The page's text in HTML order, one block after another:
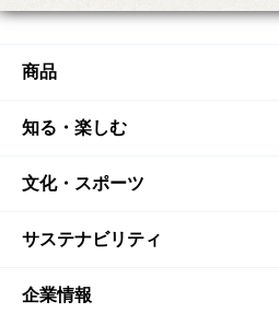
商品
商品TOP
商品一覧
商品発売情報
栄養成分一覧
知る・楽しむ
知る・楽しむTOP
キャンペーン
工場見学
文化・スポーツ
文化・スポーツTOP
サントリーホール
サステナビリティ
サステナビリティTOP
企業情報